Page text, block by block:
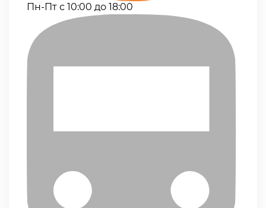
Пн-Пт с 10:00 до 18:00